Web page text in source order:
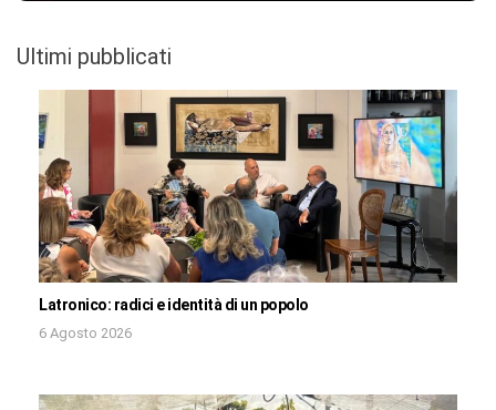
Ultimi pubblicati
Latronico: radici e identità di un popolo
6 Agosto 2026